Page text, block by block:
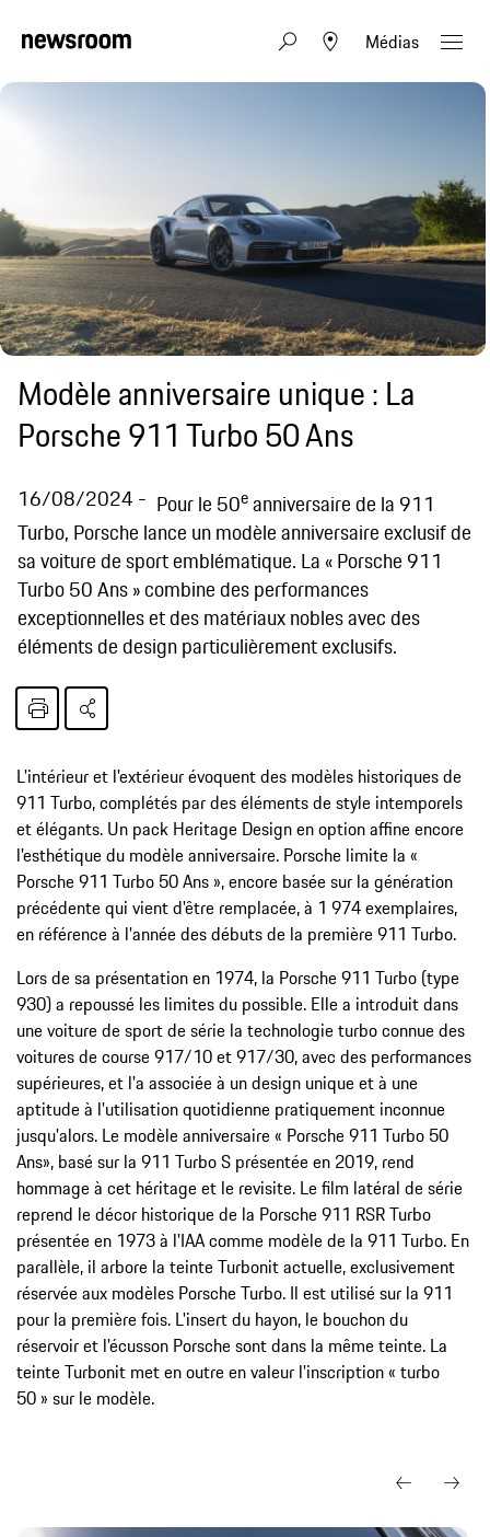
Médias
Modèle anniversaire unique : La
Porsche 911 Turbo 50 Ans
16/08/2024 Pour le 50eanniversaire de la 911
Turbo, Porsche lance un modèle anniversaire exclusif de
sa voiture de sport emblématique. La « Porsche 911
Turbo 50 Ans » combine des performances
exceptionnelles et des matériaux nobles avec des
éléments de design particulièrement exclusifs.
L'intérieur et l'extérieur évoquent des modèles historiques de
911 Turbo, complétés par des éléments de style intemporels
et élégants. Un pack Heritage Design en option affine encore
l'esthétique du modèle anniversaire. Porsche limite la «
Porsche 911 Turbo 50 Ans », encore basée sur la génération
précédente qui vient d'être remplacée, à 1 974 exemplaires,
en référence à l'année des débuts de la première 911 Turbo.
Lors de sa présentation en 1974, la Porsche 911 Turbo (type
930) a repoussé les limites du possible. Elle a introduit dans
une voiture de sport de série la technologie turbo connue des
voitures de course 917/10 et 917/30, avec des performances
supérieures, et l'a associée à un design unique et à une
aptitude à l'utilisation quotidienne pratiquement inconnue
jusqu'alors. Le modèle anniversaire « Porsche 911 Turbo 50
Ans», basé sur la 911 Turbo S présentée en 2019, rend
hommage à cet héritage et le revisite. Le film latéral de série
reprend le décor historique de la Porsche 911 RSR Turbo
présentée en 1973 à l'IAA comme modèle de la 911 Turbo. En
parallèle, il arbore la teinte Turbonit actuelle, exclusivement
réservée aux modèles Porsche Turbo. Il est utilisé sur la 911
pour la première fois. L'insert du hayon, le bouchon du
réservoir et l'écusson Porsche sont dans la même teinte. La
teinte Turbonit met en outre en valeur l'inscription « turbo
50 » sur le modèle.